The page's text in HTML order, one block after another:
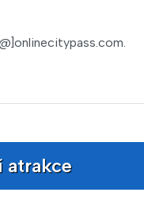
atrakce